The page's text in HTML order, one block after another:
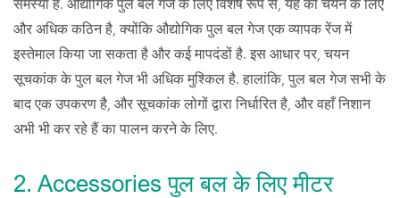
समस्या है. औद्योगिक पुल बल गेज के लिए विशेष रूप से, यह का चयन के लिए
और अधिक कठिन है, क्योंकि औद्योगिक पुल बल गेज एक व्यापक रेंज में
इस्तेमाल किया जा सकता है और कई मापदंडों है. इस आधार पर, चयन
सूचकांक के पुल बल गेज भी अधिक मुश्किल है. हालांकि, पुल बल गेज सभी के
बाद एक उपकरण है, और सूचकांक लोगों द्वारा निर्धारित है, और वहाँ निशान
अभी भी कर रहे हैं का पालन करने के लिए.
2. Accessories पुल बल के लिए मीटर